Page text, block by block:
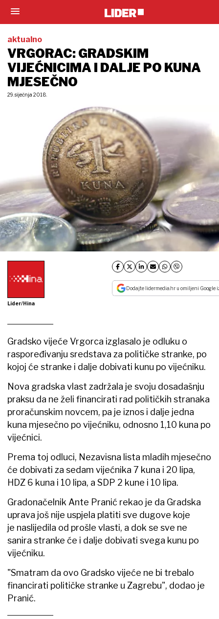
aktualno
VRGORAC: GRADSKIM
VIJEĆNICIMA I DALJE PO KUNA
MJESEČNO
29. siječnja 2018.
Lider/Hina
Dodajte lidermedia.hr u omiljeni Google
Gradsko vijeće Vrgorca izglasalo je odluku o
raspoređivanju sredstava za političke stranke, po
kojoj će stranke i dalje dobivati kunu po vijećniku.
Nova gradska vlast zadržala je svoju dosadašnju
praksu da ne želi financirati rad političkih stranaka
proračunskim novcem, pa je iznos i dalje jedna
kuna mjesečno po vijećniku, odnosno 1,10 kuna po
vijećnici.
Prema toj odluci, Nezavisna lista mladih mjesečno
će dobivati za sedam vijećnika 7 kuna i 20 lipa,
HDZ 6 kuna i 10 lipa, a SDP 2 kune i 10 lipa.
Gradonačelnik Ante Pranić rekao je da Gradska
uprava još nije uspjela platiti sve dugove koje
je naslijedila od prošle vlasti, a dok se sve ne
sanira stranke će i dalje dobivati svega kunu po
vijećniku.
"Smatram da ovo Gradsko vijeće ne bi trebalo
financirati političke stranke u Zagrebu", dodao je
Pranić.